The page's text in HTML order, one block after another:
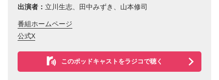
出演者： 立川生志、田中みずき、山本修司
番組ホームページ
公式X
このポッドキャストをラジコで聴く